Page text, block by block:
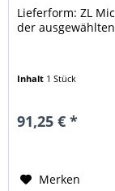
Lieferform: ZL
der
Inhalt 1 Stück
91,25 € *
Merken